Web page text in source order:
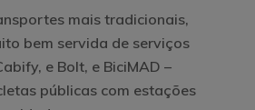
mais tradicionais,
bem servida de serviços
e Bolt, e BiciMAD –
públicas com estações